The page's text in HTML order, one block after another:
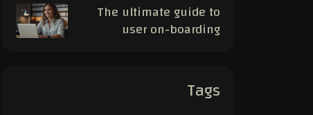
The ultimate guide to
user on-boarding
Tags